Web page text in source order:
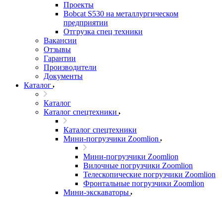
Проекты
Bobcat S530 на металлургическом
предприятии
Отгрузка спец техники
Вакансии
Отзывы
Гарантии
Производители
Документы
Каталог
Каталог
Каталог спецтехники
Каталог спецтехники
Мини-погрузчики Zoomlion
Мини-погрузчики Zoomlion
Вилочные погрузчики Zoomlion
Телескопические погрузчики Zoomlion
Фронтальные погрузчики Zoomlion
Мини-экскаваторы